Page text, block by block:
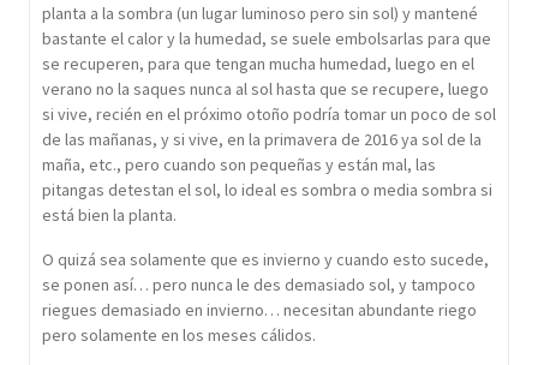
planta a la sombra (un lugar luminoso pero sin sol) y mantené
bastante el calor y la humedad, se suele embolsarlas para que
se recuperen, para que tengan mucha humedad, luego en el
verano no la saques nunca al sol hasta que se recupere, luego
si vive, recién en el próximo otoño podría tomar un poco de sol
de las mañanas, y si vive, en la primavera de 2016 ya sol de la
maña, etc., pero cuando son pequeñas y están mal, las
pitangas detestan el sol, lo ideal es sombra o media sombra si
está bien la planta.
O quizá sea solamente que es invierno y cuando esto sucede,
se ponen así… pero nunca le des demasiado sol, y tampoco
riegues demasiado en invierno… necesitan abundante riego
pero solamente en los meses cálidos.